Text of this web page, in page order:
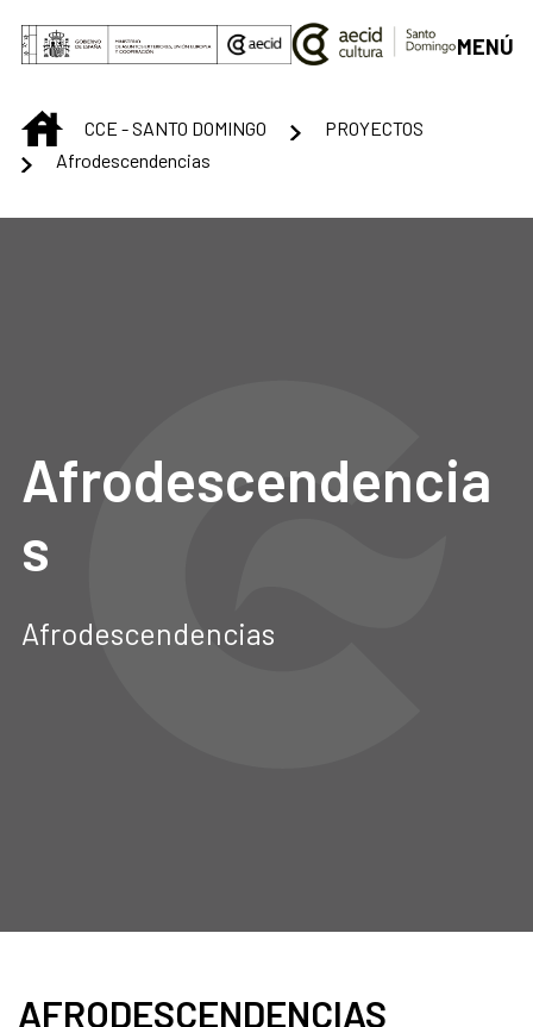
Skip to Main Content
MENÚ
INICIOCCE - SANTO DOMINGO
PROYECTOS
Afrodescendencias
Afrodescendencia
s
Afrodescendencias
AFRODESCENDENCIAS